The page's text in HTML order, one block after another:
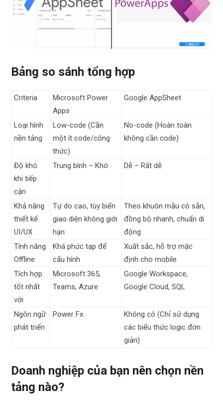
Bảng so sánh tổng hợp
Criteria
Microsoft Power
Apps
Google AppSheet
Loại hình
nền tảng
Low-code (Cần
một ít code/công
thức)
No-code (Hoàn toàn
không cần code)
Độ khó
khi tiếp
cận
Trung bình – Khó Dễ – Rất dễ
Khả năng
thiết kế
UI/UX
Tự do cao, tùy biến
giao diện không giới
hạn
Theo khuôn mẫu có sẵn,
đồng bộ nhanh, chuẩn di
động
Tính năng
Offline
Khá phức tạp để
cấu hình
Xuất sắc, hỗ trợ mặc
định cho mobile
Tích hợp
tốt nhất
với
Microsoft 365,
Teams, Azure
Google Workspace,
Google Cloud, SQL
Ngôn ngữ
phát triển
Power Fx
Không có (Chỉ sử dụng
các biểu thức logic đơn
giản)
Doanh nghiệp của bạn nên chọn nền
tảng nào?